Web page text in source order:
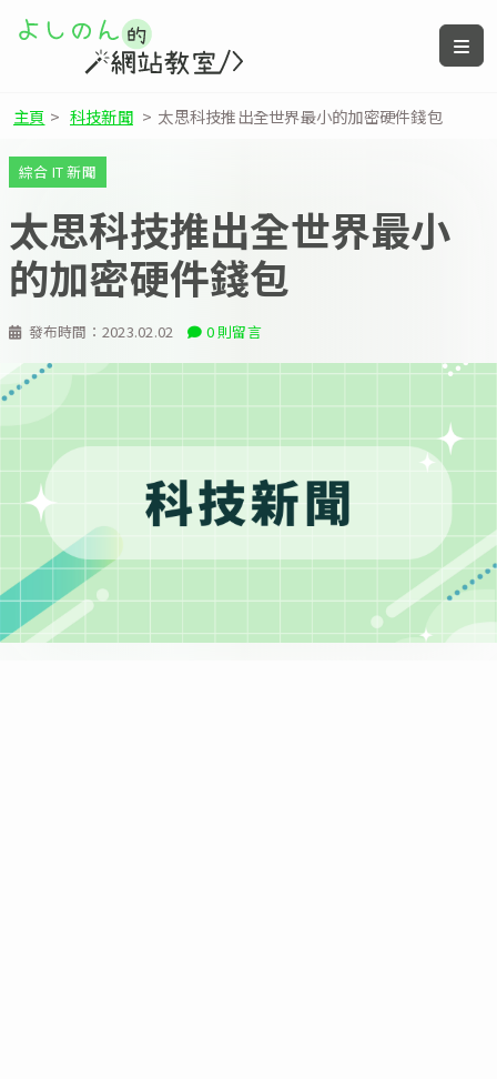
主頁 > 科技新聞 > 太思科技推出全世界最小的加密硬件錢包
發布時間： 2023.02.02 0 則留言
綜合 IT 新聞
太思科技推出全世界最小
的加密硬件錢包